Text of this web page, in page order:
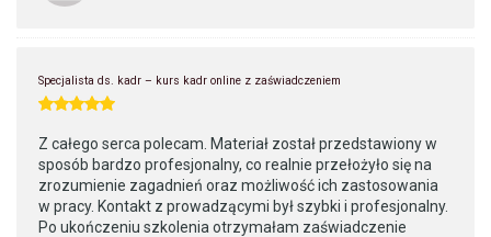
Specjalista ds. kadr – kurs kadr online z zaświadczeniem
Z całego serca polecam. Materiał został przedstawiony w
sposób bardzo profesjonalny, co realnie przełożyło się na
zrozumienie zagadnień oraz możliwość ich zastosowania
w pracy. Kontakt z prowadzącymi był szybki i profesjonalny.
Po ukończeniu szkolenia otrzymałam zaświadczenie